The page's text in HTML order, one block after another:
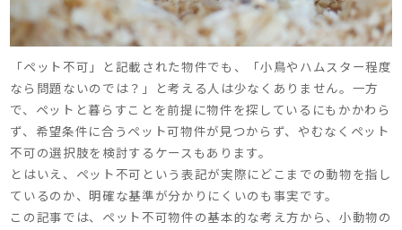
「ペット不可」と記載された物件でも、「小鳥やハムスター程度
なら問題ないのでは？」と考える人は少なくありません。一方
で、ペットと暮らすことを前提に物件を探しているにもかかわら
ず、希望条件に合うペット可物件が見つからず、やむなくペット
不可の選択肢を検討するケースもあります。
とはいえ、ペット不可という表記が実際にどこまでの動物を指し
ているのか、明確な基準が分かりにくいのも事実です。
この記事では、ペット不可物件の基本的な考え方から、小動物の